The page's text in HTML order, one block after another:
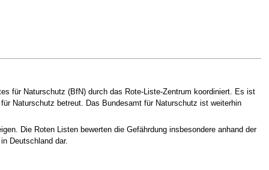
für Naturschutz (BfN) durch das Rote-Liste-Zentrum koordiniert. Es ist
Naturschutz betreut. Das Bundesamt für Naturschutz ist weiterhin
Die Roten Listen bewerten die Gefährdung insbesondere anhand der
Deutschland dar.